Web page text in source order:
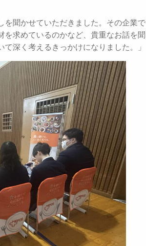
を聞かせていただきました。その企業で
求めているのかなど、貴重なお話を聞
深く考えるきっかけになりました。」